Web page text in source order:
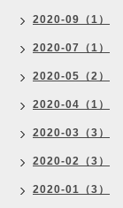
2020-09（1）
2020-07（1）
2020-05（2）
2020-04（1）
2020-03（3）
2020-02（3）
2020-01（3）